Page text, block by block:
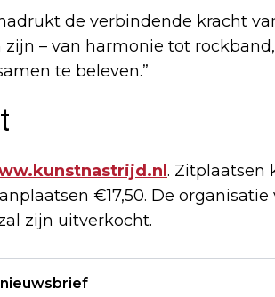
de verbindende kracht
– van harmonie tot
te beleven.”
. Zitplaatsen
€17,50. De
zijn uitverkocht.